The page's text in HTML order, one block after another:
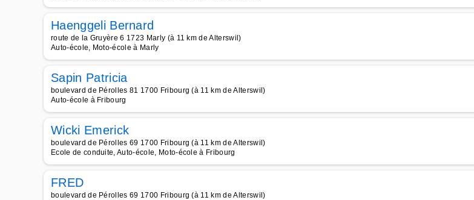
Haenggeli Bernard
route de la Gruyère 6 1723 Marly (à 11 km de Alterswil)
Auto-école, Moto-école à Marly
Sapin Patricia
boulevard de Pérolles 81 1700 Fribourg (à 11 km de Alterswil)
Auto-école à Fribourg
Wicki Emerick
boulevard de Pérolles 69 1700 Fribourg (à 11 km de Alterswil)
Ecole de conduite, Auto-école, Moto-école à Fribourg
FRED
boulevard de Pérolles 69 1700 Fribourg (à 11 km de Alterswil)